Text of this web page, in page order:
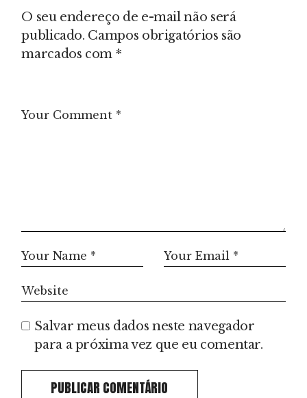
O seu endereço de e-mail não será
publicado. Campos obrigatórios são
marcados com *
Salvar meus dados neste navegador
para a próxima vez que eu comentar.
PUBLICAR COMENTÁRIO